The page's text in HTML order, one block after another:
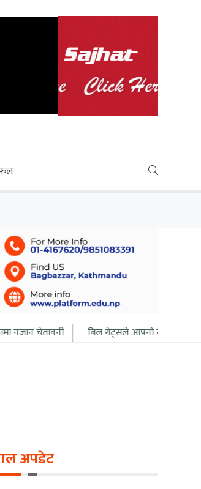
बिल गेट्सले आफ्नो सबै सम्पत्ति २० बर्ष भित्र दान दिदै
अपडेट